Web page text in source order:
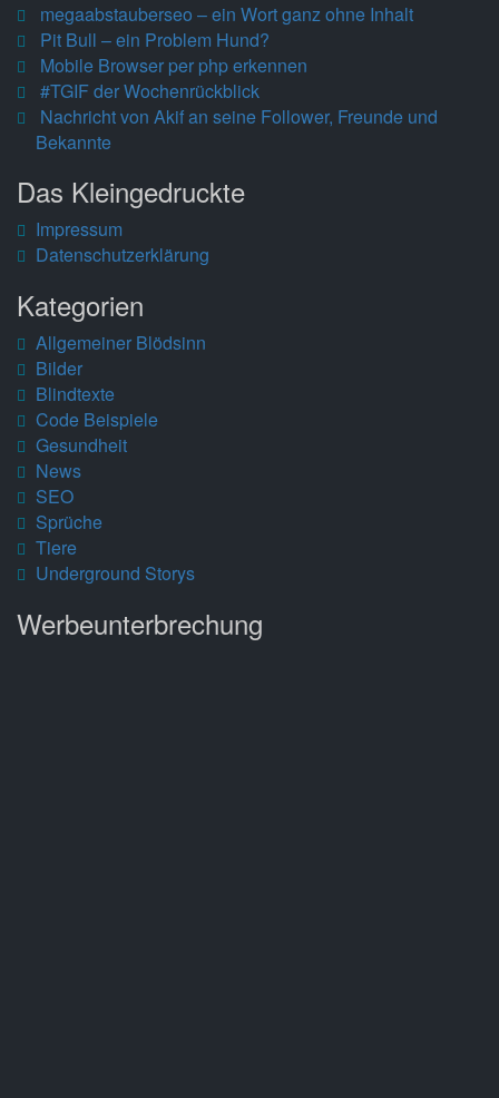
megaabstauberseo – ein Wort ganz ohne Inhalt
Pit Bull – ein Problem Hund?
Mobile Browser per php erkennen
#TGIF der Wochenrückblick
Nachricht von Akif an seine Follower, Freunde und
Bekannte
Das Kleingedruckte
Impressum
Datenschutzerklärung
Kategorien
Allgemeiner Blödsinn
Bilder
Blindtexte
Code Beispiele
Gesundheit
News
SEO
Sprüche
Tiere
Underground Storys
Werbeunterbrechung